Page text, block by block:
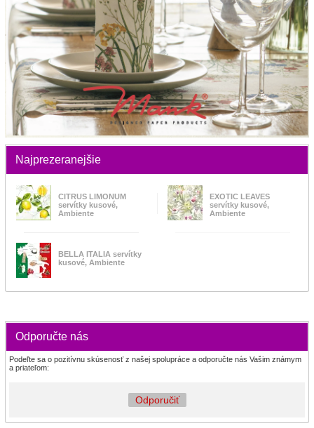
Najprezeranejšie
CITRUS LIMONUM
servítky kusové,
Ambiente
EXOTIC LEAVES
servítky kusové,
Ambiente
BELLA ITALIA servítky
kusové, Ambiente
Odporučte nás
Podeľte sa o pozitívnu skúsenosť z našej spolupráce a odporučte nás Vašim známym
a priateľom:
Odporučiť